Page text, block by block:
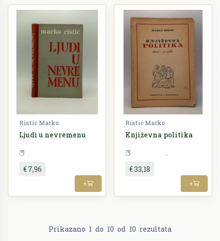
Ristić Marko
Ljudi u nevremenu
Teorija i povijest književnosti
€ 7,96
+
Ristić Marko
Književna politika
€ 33,18
+
Prikazano 1 do 10 od 10 rezultata